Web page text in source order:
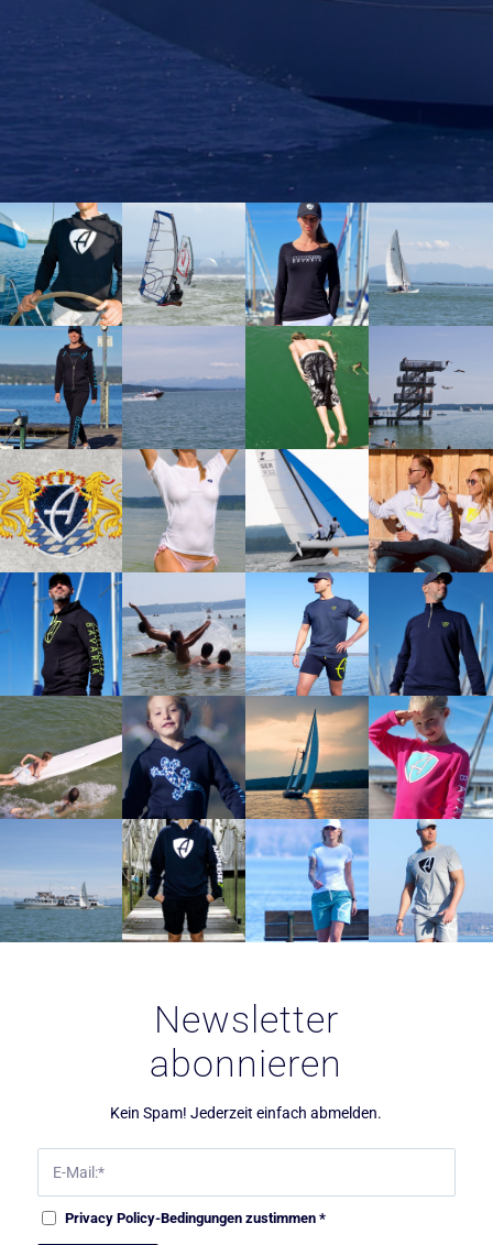
Newsletter
abonnieren
Kein Spam! Jederzeit einfach abmelden.
Privacy Policy-Bedingungen zustimmen *